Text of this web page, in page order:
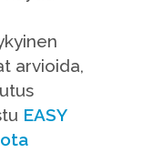
arvioida,
EASY
ota